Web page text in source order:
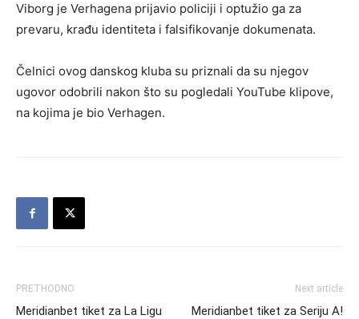
Viborg je Verhagena prijavio policiji i optužio ga za
prevaru, krađu identiteta i falsifikovanje dokumenata.
Čelnici ovog danskog kluba su priznali da su njegov
ugovor odobrili nakon što su pogledali YouTube klipove,
na kojima je bio Verhagen.
PRETHODNO
Meridianbet tiket za La Ligu
Next article
Meridianbet tiket za Seriju A!